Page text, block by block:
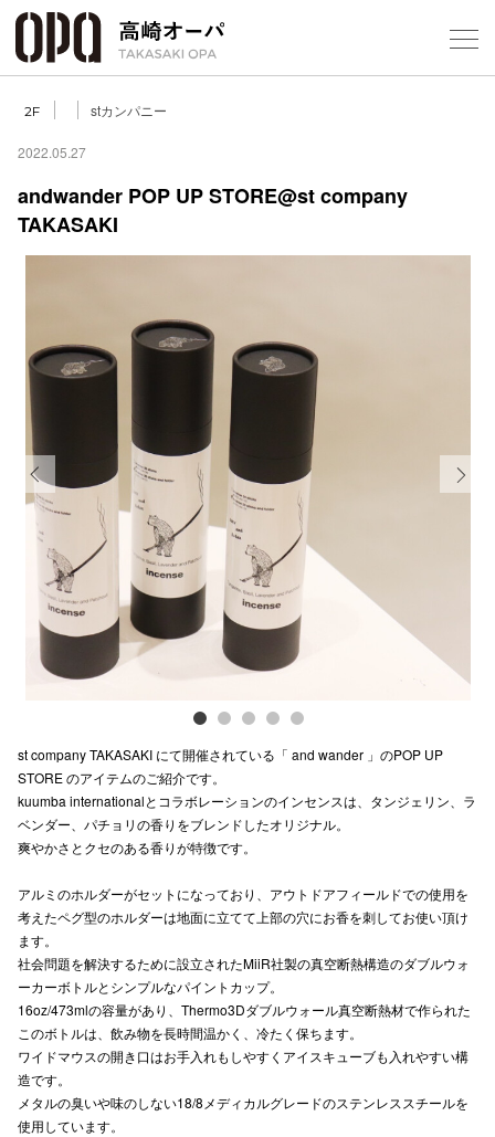
2F stカンパニー
2022.05.27
andwander POP UP STORE@st company
TAKASAKI
Previous
st company TAKASAKI にて開催されている「 and wander 」のPOP UP
STORE のアイテムのご紹介です。
kuumba internationalとコラボレーションのインセンスは、タンジェリン、ラ
ベンダー、パチョリの香りをブレンドしたオリジナル。
爽やかさとクセのある香りが特徴です。
アルミのホルダーがセットになっており、アウトドアフィールドでの使用を
考えたペグ型のホルダーは地面に立てて上部の穴にお香を刺してお使い頂け
ます。
社会問題を解決するために設立されたMiiR社製の真空断熱構造のダブルウォ
ーカーボトルとシンプルなパイントカップ。
16oz/473mlの容量があり、Thermo3Dダブルウォール真空断熱材で作られた
このボトルは、飲み物を長時間温かく、冷たく保ちます。
ワイドマウスの開き口はお手入れもしやすくアイスキューブも入れやすい構
造です。
メタルの臭いや味のしない18/8メディカルグレードのステンレススチールを
使用しています。
ショッ
スタッ
公式SNS
新百合
三宮オ